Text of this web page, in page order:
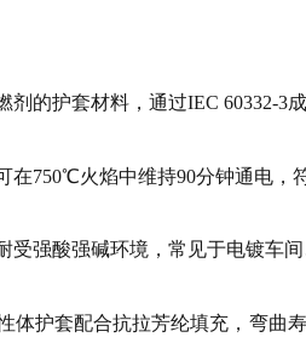
剂的护套材料，通过IEC 60332-3
在750℃火焰中维持90分钟通电，
受强酸强碱环境，常见于电镀车
体护套配合抗拉芳纶填充，弯曲